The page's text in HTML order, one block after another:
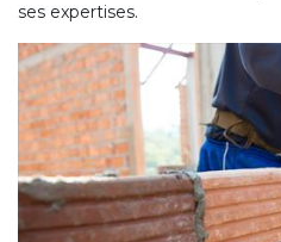
ses expertises.